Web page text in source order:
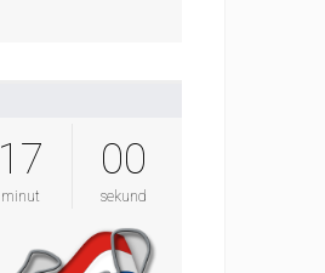
16
minut
59
sekund